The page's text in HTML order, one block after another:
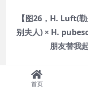
【图26，H. Luft(
别夫人) × H.
朋友替我
首页